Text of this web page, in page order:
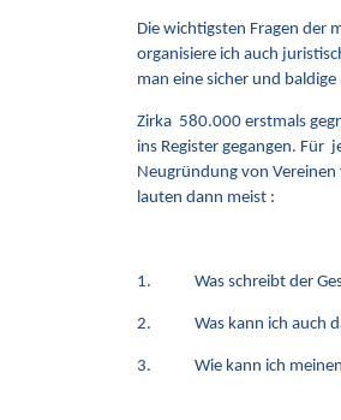
Die wichtigsten Fragen der
organisiere ich auch
man eine sicher und
Zirka 580.000 erstmals
ins Register gegangen. Für
Neugründung von
lauten dann meist :
1. Was schreibt der
2. Was kann ich auch
3. Wie kann ich meinen